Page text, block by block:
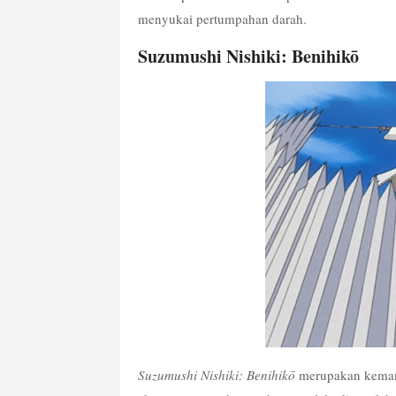
menyukai pertumpahan darah.
Suzumushi Nishiki: Benihikō
Suzumushi Nishiki: Benihikō merupakan